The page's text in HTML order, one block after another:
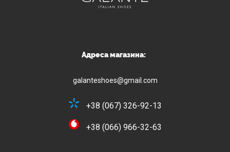
Адреса магазина:
galanteshoes@gmail.com
+38 (067) 326-92-13
+38 (066) 966-32-63